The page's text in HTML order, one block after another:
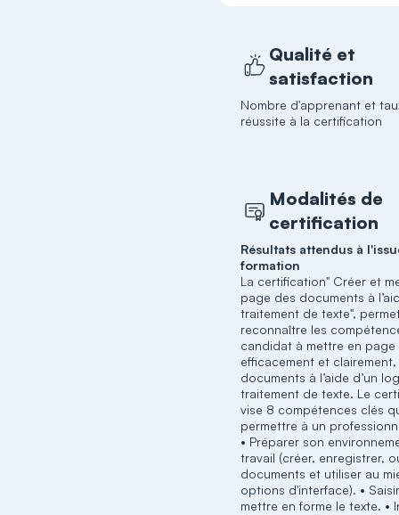
Qualité et
satisfaction
Nombre d'apprenant et
réussite à la certification
Modalités de
certification
Résultats attendus à
formation
La certification" Créer et
page des documents à
traitement de texte",
reconnaître les
candidat à mettre en page
efficacement et
documents à l’aide d’un
traitement de texte. Le
vise 8 compétences clés
permettre à un
• Préparer son
travail (créer, enregistrer,
documents et utiliser au
options d'interface). •
mettre en forme le texte. •